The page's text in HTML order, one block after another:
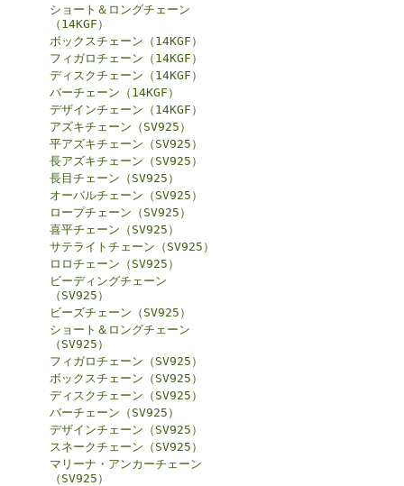
ショート＆ロングチェーン
（14KGF）
ボックスチェーン（14KGF）
フィガロチェーン（14KGF）
ディスクチェーン（14KGF）
バーチェーン（14KGF）
デザインチェーン（14KGF）
アズキチェーン（SV925）
平アズキチェーン（SV925）
長アズキチェーン（SV925）
長目チェーン（SV925）
オーバルチェーン（SV925）
ロープチェーン（SV925）
喜平チェーン（SV925）
サテライトチェーン（SV925）
ロロチェーン（SV925）
ビーディングチェーン
（SV925）
ビーズチェーン（SV925）
ショート＆ロングチェーン
（SV925）
フィガロチェーン（SV925）
ボックスチェーン（SV925）
ディスクチェーン（SV925）
バーチェーン（SV925）
デザインチェーン（SV925）
スネークチェーン（SV925）
マリーナ・アンカーチェーン
（SV925）